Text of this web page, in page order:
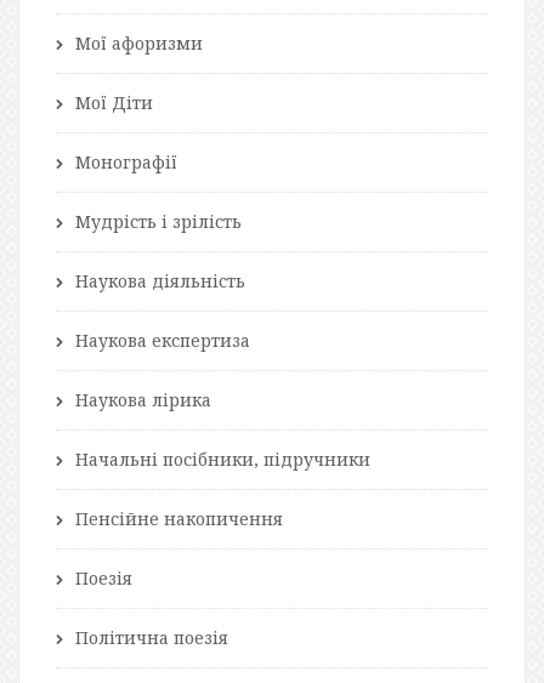
Мої афоризми
Мої Діти
Монографії
Мудрість і зрілість
Наукова діяльність
Наукова експертиза
Наукова лірика
Начальні посібники, підручники
Пенсійне накопичення
Поезія
Політична поезія